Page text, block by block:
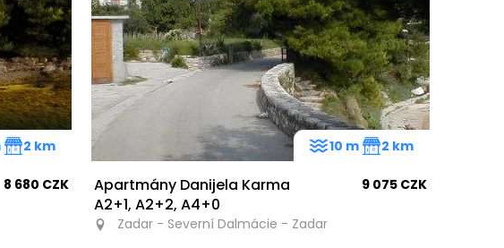
8 680 CZK
2 km
Apartmány Danijela Karma
A2+1, A2+2, A4+0
9 075 CZK
Zadar - Severní Dalmácie - Zadar
10 m 2 km